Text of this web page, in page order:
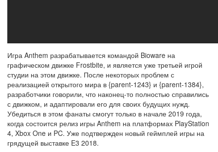
Игра Anthem разрабатывается командой Bioware на
графическом движке Frostbite, и является уже третьей игрой
студии на этом движке. После некоторых проблем с
реализацией открытого мира в {parent-1243} и {parent-1384},
разработчики говорили, что наконец-то полностью справились
с движком, и адаптировали его для своих будущих нужд.
Убедиться в этом фанаты смогут только в начале 2019 года,
когда состоится релиз игры Anthem на платформах PlayStation
4, Xbox One и PC. Уже подтвержден новый геймплей игры на
грядущей выставке E3 2018.